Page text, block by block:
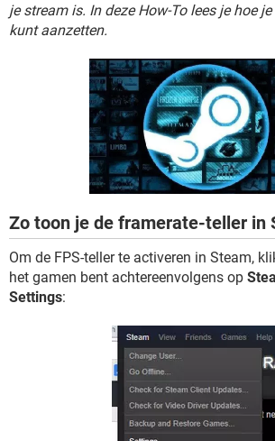
TIKTOK
GRATIS SNAPCHAT
je stream is. In deze How-To lees je hoe
kunt aanzetten.
Zo toon je de framerate-teller in
Om de FPS-teller te activeren in Steam,
het gamen bent achtereenvolgens op
Settings: